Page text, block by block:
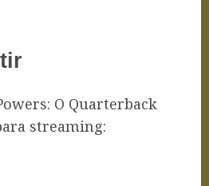
O Quarterback
streaming: